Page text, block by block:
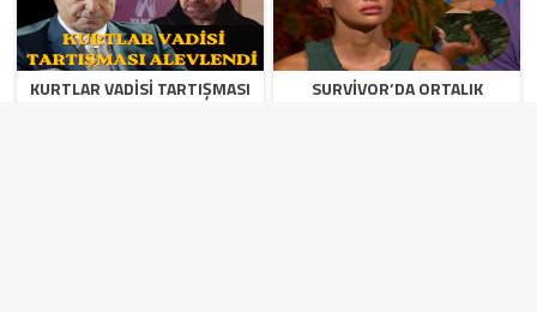
KURTLAR VADISI TARTIŞMASI
SURVIVOR’DA ORTALIK